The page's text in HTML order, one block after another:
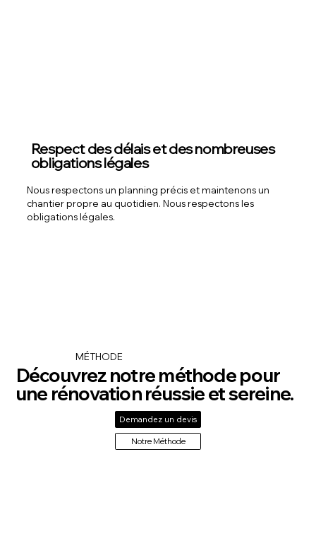
Respect des délais et des nombreuses
obligations légales
Nous respectons un planning précis et maintenons un
chantier propre au quotidien. Nous respectons les
obligations légales.
MÉTHODE
Découvrez notre méthode pour
une rénovation réussie et sereine.
Demandez un devis
Notre Méthode